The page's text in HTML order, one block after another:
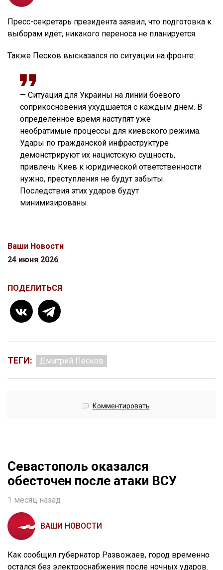
Пресс-секретарь президента заявил, что подготовка к
выборам идёт, никакого переноса не планируется.
Также Песков высказался по ситуации на фронте:
— Ситуация для Украины на линии боевого
соприкосновения ухудшается с каждым днем. В
определенное время наступят уже
необратимые процессы для киевского режима.
Удары по гражданской инфраструктуре
демонстрируют их нацистскую сущность,
привлечь Киев к юридической ответственности
нужно, преступления не будут забыты.
Последствия этих ударов будут
минимизированы.
Ваши Новости
24 июня 2026
ПОДЕЛИТЬСЯ
ТЕГИ: Дмитрий Песков
Комментировать
Севастополь оказался
обесточен после атаки ВСУ
1 месяц назад
ВАШИ НОВОСТИ
Как сообщил губернатор Развожаев, город временно
остался без электроснабжения после ночных ударов.